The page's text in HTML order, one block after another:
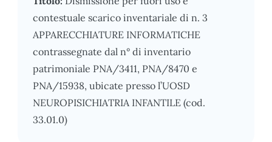
contestuale scarico inventariale di n. 3
APPARECCHIATURE INFORMATICHE
contrassegnate dal n° di inventario
patrimoniale PNA/3411, PNA/8470 e
PNA/15938, ubicate presso l’UOSD
NEUROPISICHIATRIA INFANTILE (cod.
33.01.0)